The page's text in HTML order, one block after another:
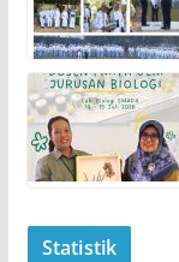
Statistik